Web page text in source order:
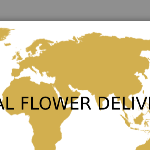
Nuevos clientes
Crear una cuenta tiene muchos
seguimiento de pedidos y mucho
Crear una cuenta